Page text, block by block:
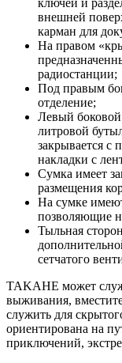
внешней
карман для
На правом
радиостанции;
Под правым
отделение;
Левый боковой
литровой
закрывается
накладки с
Сумка имеет
размещения
На сумке
позволяющие
Тыльная
сетчатого
TAKAHE может
выживания,
служить для
ориентирована на
приключений,